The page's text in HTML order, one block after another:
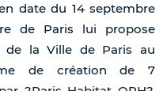
date du 14 septembre
de Paris lui propose
de la Ville de Paris au
de création de 7